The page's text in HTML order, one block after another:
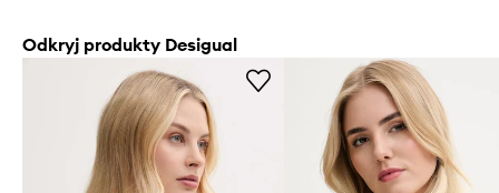
Odkryj produkty Desigual